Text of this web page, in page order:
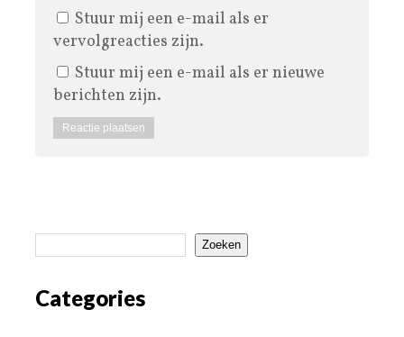
Stuur mij een e-mail als er
vervolgreacties zijn.
Stuur mij een e-mail als er nieuwe
berichten zijn.
Zoeken
Categories